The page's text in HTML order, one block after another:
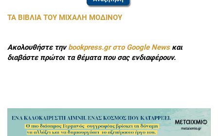
ΤΑ ΒΙΒΛΙΑ ΤΟΥ ΜΙΧΑΛΗ ΜΟΔΙΝΟΥ
Ακολουθήστε τηνbookpress.gr στο Google Newsκαι
διαβάστε πρώτοι τα θέματα που σας ενδιαφέρουν.